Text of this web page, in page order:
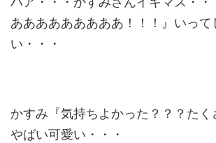
あああああああああ！！！』いって
い・・・
かすみ『気持ちよかった？？？たく
やばい可愛い・・・